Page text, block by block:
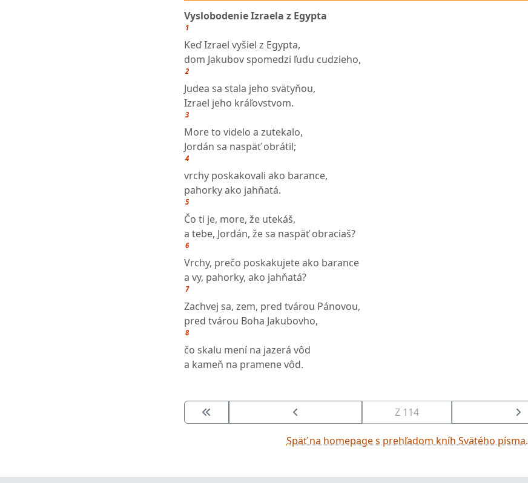
Vyslobodenie Izraela z Egypta
1
Keď Izrael vyšiel z Egypta,
dom Jakubov spomedzi ľudu cudzieho,
2
Judea sa stala jeho svätyňou,
Izrael jeho kráľovstvom.
3
More to videlo a zutekalo,
Jordán sa naspäť obrátil;
4
vrchy poskakovali ako barance,
pahorky ako jahňatá.
5
Čo ti je, more, že utekáš,
a tebe, Jordán, že sa naspäť obraciaš?
6
Vrchy, prečo poskakujete ako barance
a vy, pahorky, ako jahňatá?
7
Zachvej sa, zem, pred tvárou Pánovou,
pred tvárou Boha Jakubovho,
8
čo skalu mení na jazerá vôd
a kameň na pramene vôd.
Z 114
Späť na homepage s prehľadom kníh Svätého písma.